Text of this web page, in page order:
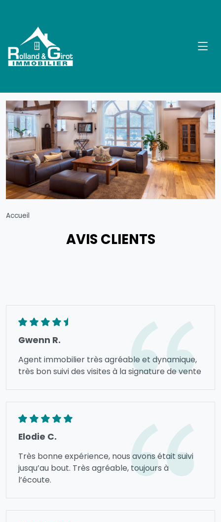
Accueil
AVIS CLIENTS
Gwenn R.
Agent immobilier très agréable et dynamique,
très bon suivi des visites à la signature de vente
Elodie C.
Très bonne expérience, nous avons était suivi
jusqu’au bout. Très agréable, toujours à
l’écoute.